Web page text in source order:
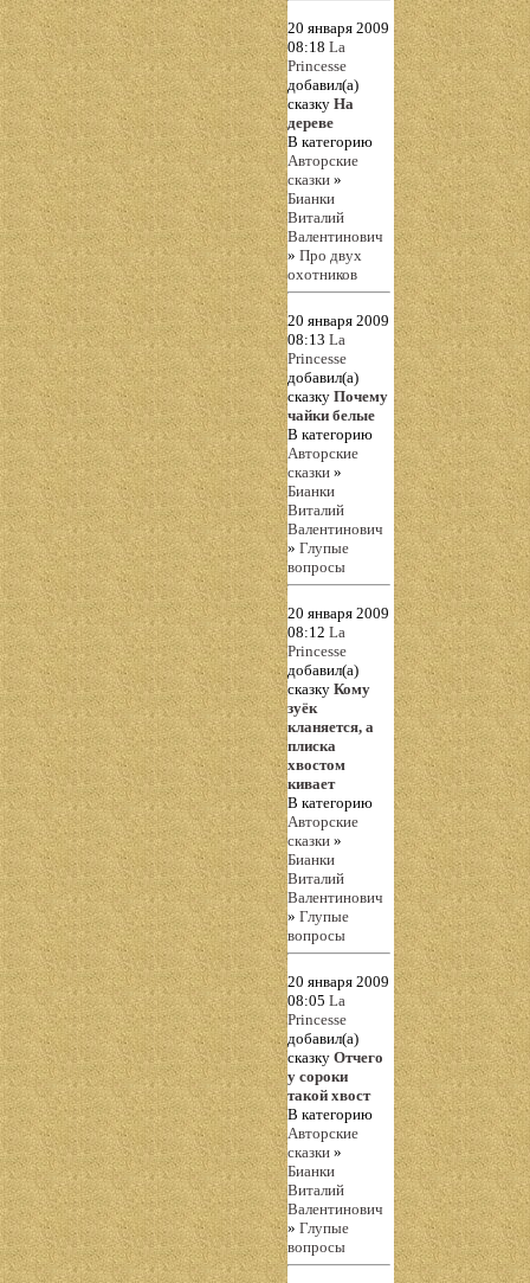
20 января 2009
08:18 La
Princesse
добавил(а)
сказку На
дереве
В категорию
Авторские
сказки »
Бианки
Виталий
Валентинович
» Про двух
охотников
20 января 2009
08:13 La
Princesse
добавил(а)
сказку Почему
чайки белые
В категорию
Авторские
сказки »
Бианки
Виталий
Валентинович
» Глупые
вопросы
20 января 2009
08:12 La
Princesse
добавил(а)
сказку Кому
зуёк
кланяется, а
плиска
хвостом
кивает
В категорию
Авторские
сказки »
Бианки
Виталий
Валентинович
» Глупые
вопросы
20 января 2009
08:05 La
Princesse
добавил(а)
сказку Отчего
у сороки
такой хвост
В категорию
Авторские
сказки »
Бианки
Виталий
Валентинович
» Глупые
вопросы